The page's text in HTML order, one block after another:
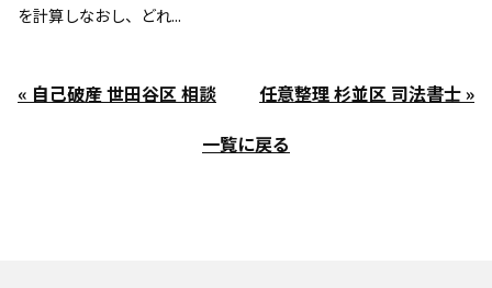
を計算しなおし、どれ...
« 自己破産 世田谷区 相談
任意整理 杉並区 司法書士 »
一覧に戻る